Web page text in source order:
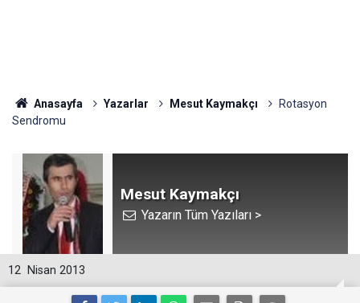
Anasayfa Yazarlar Mesut Kaymakçı
Rotasyon
Sendromu
Mesut Kaymakçı
Yazarın Tüm Yazıları >
12 Nisan 2013